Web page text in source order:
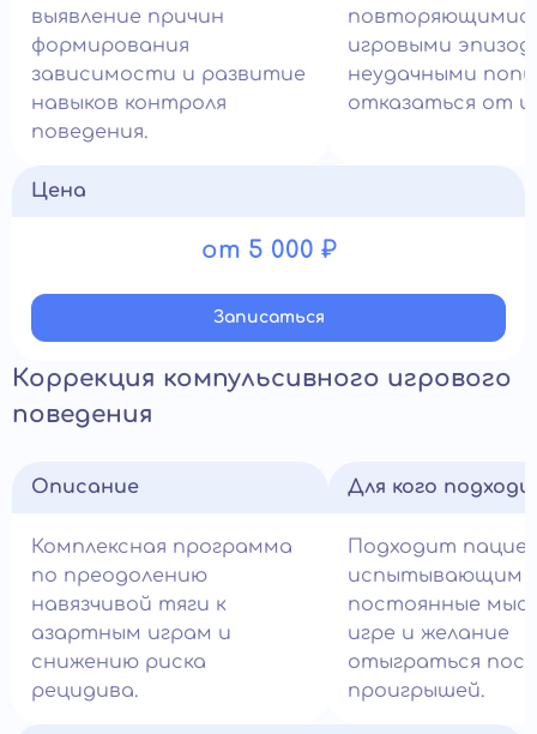
выявление причин
формирования
зависимости и развитие
навыков контроля
поведения.
игровыми
неудачными
отказаться от
Цена
от 5 000 ₽
Записатьcя
Коррекция компульсивного игрового
поведения
Описание
Комплексная программа
по преодолению
навязчивой тяги к
азартным играм и
снижению риска
рецидива.
Для кого
Подходит
испытывающим
постоянные
игре и желание
отыграться
проигрышей.